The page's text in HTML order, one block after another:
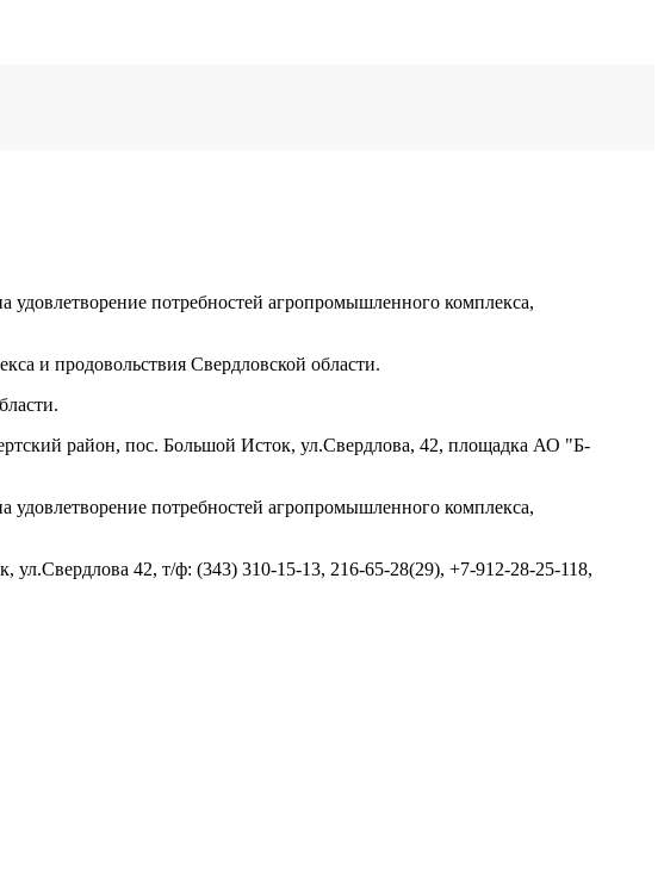
потребностей агропромышленного комплекса,
и продовольствия Свердловской области.
район, пос. Большой Исток, ул.Свердлова, 42, площадка АО "Б-
потребностей агропромышленного комплекса,
42, т/ф: (343) 310-15-13, 216-65-28(29), +7-912-28-25-118,